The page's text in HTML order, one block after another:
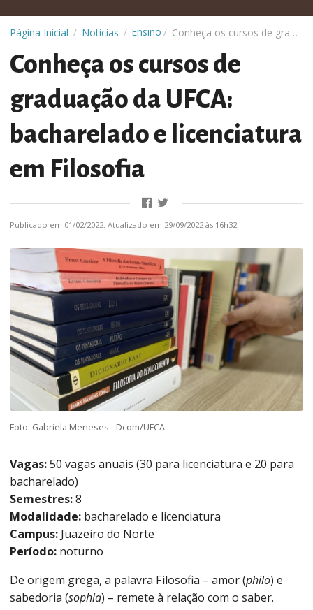
Página Inicial / Notícias / Ensino / Conheça os cursos de graduação da UFCA: bacharelado e licenciatura em Filosofia
Conheça os cursos de
graduação da UFCA:
bacharelado e licenciatura
em Filosofia
Publicado em 01/02/2022. Atualizado em 29/09/2022 às 16h32
Foto: Gabriela Meneses - Dcom/UFCA
Vagas:50 vagas anuais (30 para licenciatura e 20 para
bacharelado)
Semestres:8
Modalidade: bacharelado e licenciatura
Campus: Juazeiro do Norte
Período: noturno
De origem grega, a palavra Filosofia – amor (philo) e
sabedoria (sophia) – remete à relação com o saber.